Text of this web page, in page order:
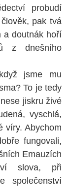
probudí
pak tvá
a doutnák hoří
z dnešního
jsme mu
To je tedy
jiskru živé
vyschlá,
víry. Abychom
fungovali,
Emauzích
slova, při
společenství